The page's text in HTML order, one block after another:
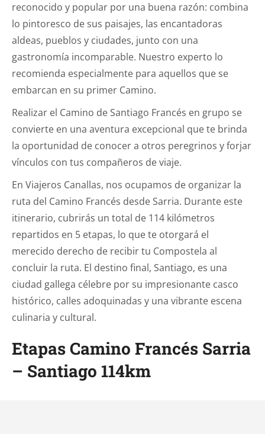
reconocido y popular por una buena razón: combina
lo pintoresco de sus paisajes, las encantadoras
aldeas, pueblos y ciudades, junto con una
gastronomía incomparable. Nuestro experto lo
recomienda especialmente para aquellos que se
embarcan en su primer Camino.
Realizar el Camino de Santiago Francés en grupo se
convierte en una aventura excepcional que te brinda
la oportunidad de conocer a otros peregrinos y forjar
vínculos con tus compañeros de viaje.
En Viajeros Canallas, nos ocupamos de organizar la
ruta del Camino Francés desde Sarria. Durante este
itinerario, cubrirás un total de 114 kilómetros
repartidos en 5 etapas, lo que te otorgará el
merecido derecho de recibir tu Compostela al
concluir la ruta. El destino final, Santiago, es una
ciudad gallega célebre por su impresionante casco
histórico, calles adoquinadas y una vibrante escena
culinaria y cultural.
Etapas Camino Francés Sarria
– Santiago 114km